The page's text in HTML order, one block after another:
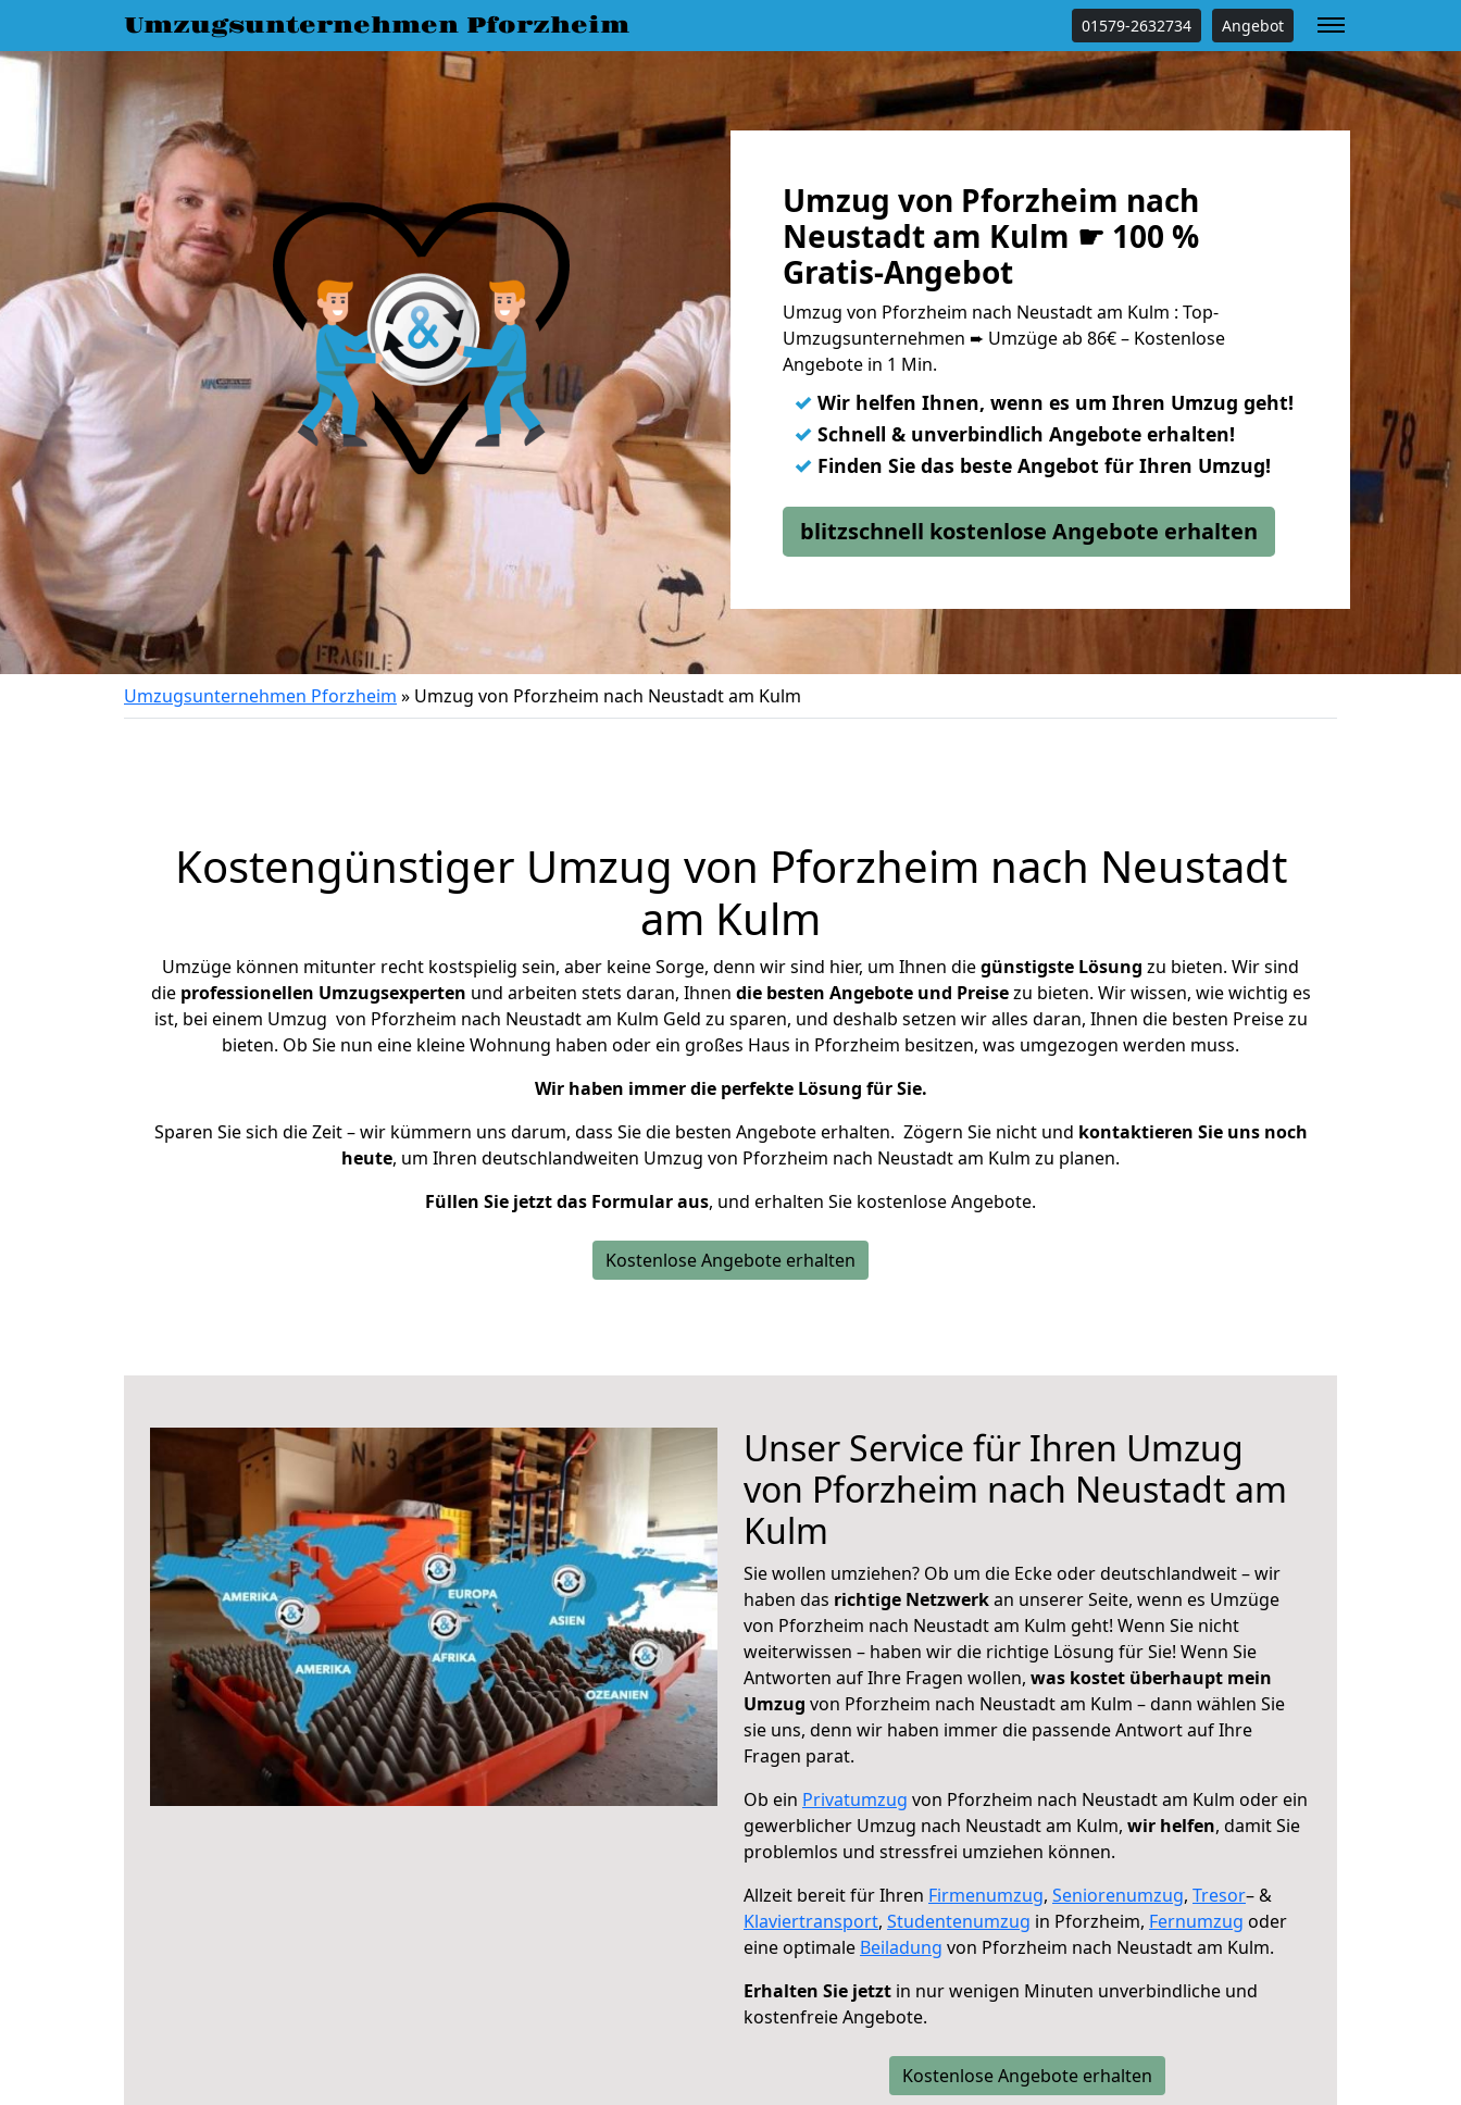
Umzugsunternehmen Pforzheim 01579-2632734 Angebot
Umzug von Pforzheim nach
Neustadt am Kulm ☛ 100 %
Gratis-Angebot
Umzug von Pforzheim nach Neustadt am Kulm : Top-
Umzugsunternehmen ➨ Umzüge ab 86€ – Kostenlose
Angebote in 1 Min.
✓ Wir helfen Ihnen, wenn es um Ihren Umzug geht!
✓ Schnell & unverbindlich Angebote erhalten!
✓ Finden Sie das beste Angebot für Ihren Umzug!
blitzschnell kostenlose Angebote erhalten
Umzugsunternehmen Pforzheim » Umzug von Pforzheim nach Neustadt am Kulm
Kostengünstiger Umzug von Pforzheim nach Neustadt
am Kulm
Umzüge können mitunter recht kostspielig sein, aber keine Sorge, denn wir sind hier, um Ihnen diegünstigste Lösung zu bieten. Wir sind
die professionellen Umzugsexperten und arbeiten stets daran, Ihnen die besten Angebote und Preisezu bieten. Wir wissen, wie wichtig es
ist, bei einem Umzug von Pforzheim nach Neustadt am Kulm Geld zu sparen, und deshalb setzen wir alles daran, Ihnen die besten Preise zu
bieten. Ob Sie nun eine kleine Wohnung haben oder ein großes Haus in Pforzheim besitzen, was umgezogen werden muss.
Wir haben immer die perfekte Lösung für Sie.
Sparen Sie sich die Zeit – wir kümmern uns darum, dass Sie die besten Angebote erhalten. Zögern Sie nicht und kontaktieren Sie uns noch
heute, um Ihren deutschlandweiten Umzug von Pforzheim nach Neustadt am Kulm zu planen.
Füllen Sie jetzt das Formular aus, und erhalten Sie kostenlose Angebote.
Kostenlose Angebote erhalten
Unser Service für Ihren Umzug
von Pforzheim nach Neustadt am
Kulm
Sie wollen umziehen? Ob um die Ecke oder deutschlandweit – wir
haben das richtige Netzwerkan unserer Seite, wenn es Umzüge
von Pforzheim nach Neustadt am Kulm geht! Wenn Sie nicht
weiterwissen – haben wir die richtige Lösung für Sie! Wenn Sie
Antworten auf Ihre Fragen wollen, was kostet überhaupt mein
Umzug von Pforzheim nach Neustadt am Kulm – dann wählen Sie
sie uns, denn wir haben immer die passende Antwort auf Ihre
Fragen parat.
Ob ein Privatumzug von Pforzheim nach Neustadt am Kulm oder ein
gewerblicher Umzug nach Neustadt am Kulm, wir helfen, damit Sie
problemlos und stressfrei umziehen können.
Allzeit bereit für Ihren Firmenumzug, Seniorenumzug, Tresor– &
Klaviertransport, Studentenumzug in Pforzheim, Fernumzug oder
eine optimale Beiladung von Pforzheim nach Neustadt am Kulm.
Erhalten Sie jetzt in nur wenigen Minuten unverbindliche und
kostenfreie Angebote.
Kostenlose Angebote erhalten